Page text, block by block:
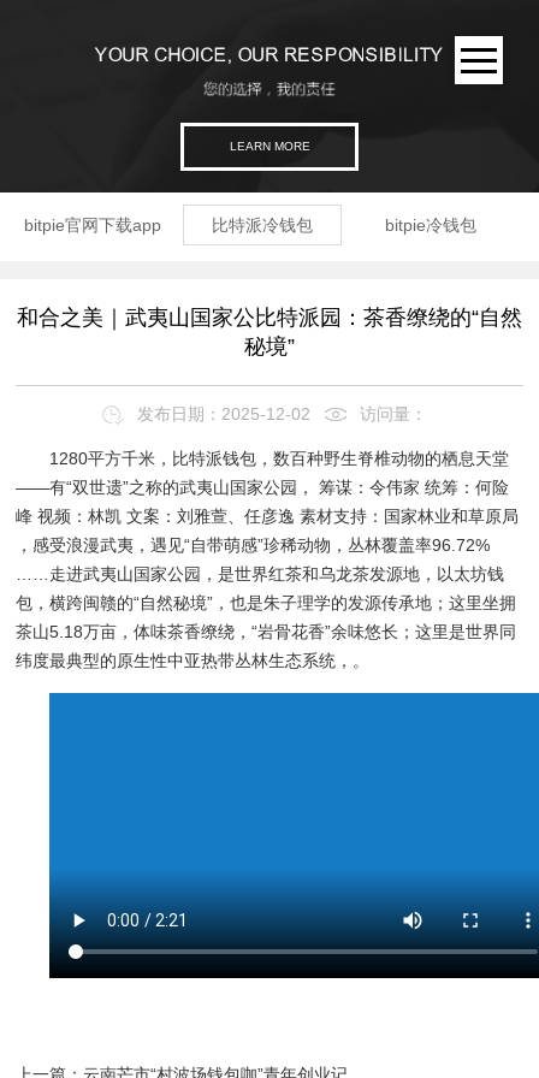
LEARN MORE
bitpie官网下载app 比特派冷钱包 bitpie冷钱包
和合之美｜武夷山国家公比特派园：茶香缭绕的“自然
秘境”
发布日期：2025-12-02 访问量：
1280平方千米，比特派钱包，数百种野生脊椎动物的栖息天堂
——有“双世遗”之称的武夷山国家公园， 筹谋：令伟家 统筹：何险
峰 视频：林凯 文案：刘雅萱、任彦逸 素材支持：国家林业和草原局
，感受浪漫武夷，遇见“自带萌感”珍稀动物，丛林覆盖率96.72%
……走进武夷山国家公园，是世界红茶和乌龙茶发源地，以太坊钱
包，横跨闽赣的“自然秘境”，也是朱子理学的发源传承地；这里坐拥
茶山5.18万亩，体味茶香缭绕，“岩骨花香”余味悠长；这里是世界同
纬度最典型的原生性中亚热带丛林生态系统，。